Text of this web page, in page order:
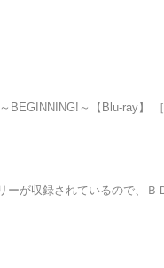
BEGINNING!～【Blu-ray】 ［
ーが収録されているので、Ｂ